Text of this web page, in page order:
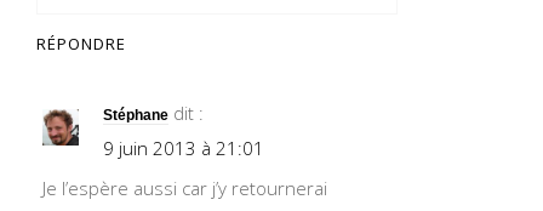
RÉPONDRE
Stéphane dit :
9 juin 2013 à 21:01
Je l’espère aussi car j’y retournerai